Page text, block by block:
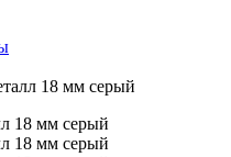
18 мм серый